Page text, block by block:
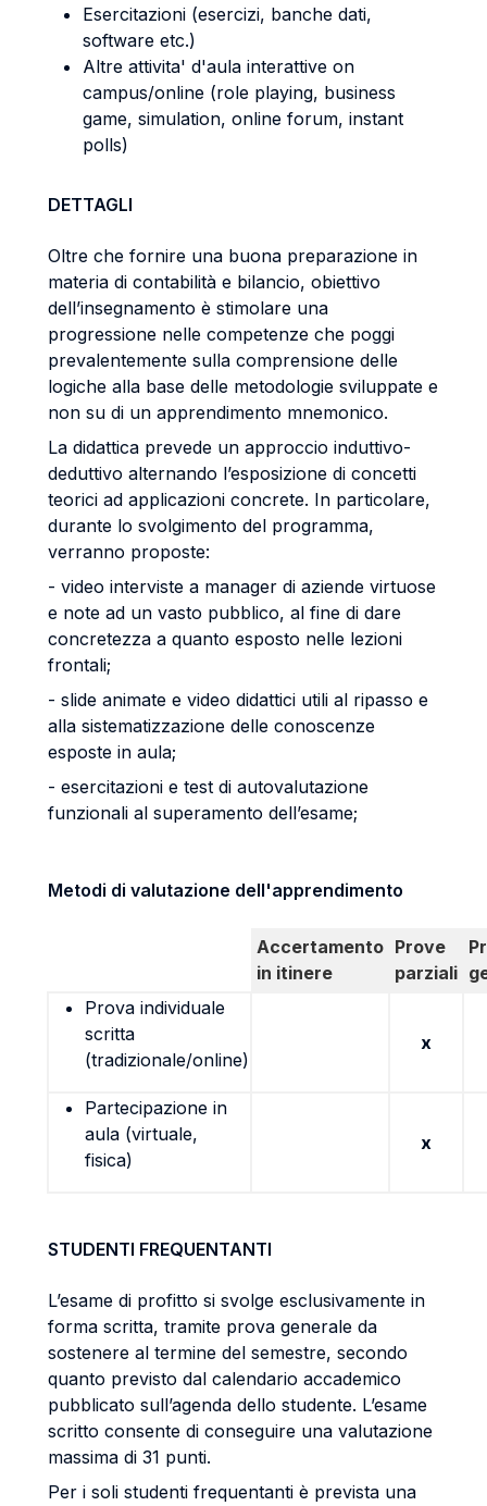
Esercitazioni (esercizi, banche dati,
software etc.)
Altre attivita' d'aula interattive on
campus/online (role playing, business
game, simulation, online forum, instant
polls)
DETTAGLI
Oltre che fornire una buona preparazione in
materia di contabilità e bilancio, obiettivo
dell’insegnamento è stimolare una
progressione nelle competenze che poggi
prevalentemente sulla comprensione delle
logiche alla base delle metodologie sviluppate e
non su di un apprendimento mnemonico.
La didattica prevede un approccio induttivo-
deduttivo alternando l’esposizione di concetti
teorici ad applicazioni concrete. In particolare,
durante lo svolgimento del programma,
verranno proposte:
- video interviste a manager di aziende virtuose
e note ad un vasto pubblico, al fine di dare
concretezza a quanto esposto nelle lezioni
frontali;
- slide animate e video didattici utili al ripasso e
alla sistematizzazione delle conoscenze
esposte in aula;
- esercitazioni e test di autovalutazione
funzionali al superamento dell’esame;
Metodi di valutazione dell'apprendimento
Accertamento
in itinere
Prove
parziali
Prova individuale
scritta
(tradizionale/online)
x
Partecipazione in
aula (virtuale,
fisica)
x
STUDENTI FREQUENTANTI
L’esame di profitto si svolge esclusivamente in
forma scritta, tramite prova generale da
sostenere al termine del semestre, secondo
quanto previsto dal calendario accademico
pubblicato sull’agenda dello studente. L’esame
scritto consente di conseguire una valutazione
massima di 31 punti.
Per i soli studenti frequentanti è prevista una